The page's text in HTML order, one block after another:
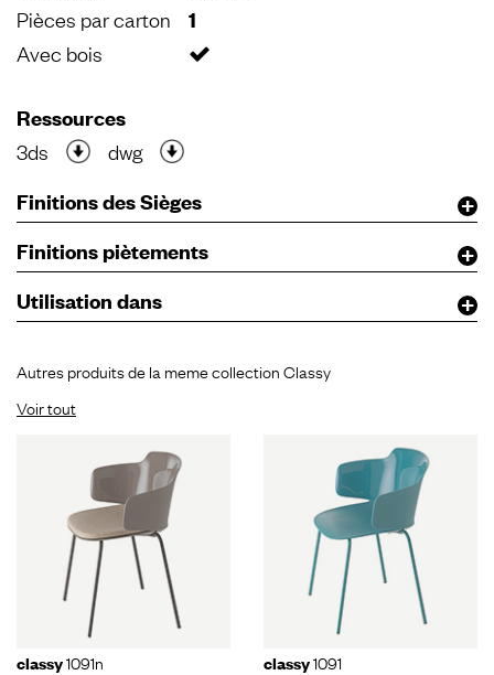
Pièces par carton 1
Avec bois
Ressources
3ds dwg
Finitions des Sièges
Finitions piètements
Utilisation dans
Autres produits de la meme collection Classy
Voir tout
classy1091n classy1091